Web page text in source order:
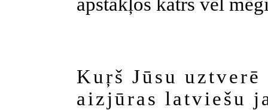
Kuŗš Jūsu
aizjūras latviešu